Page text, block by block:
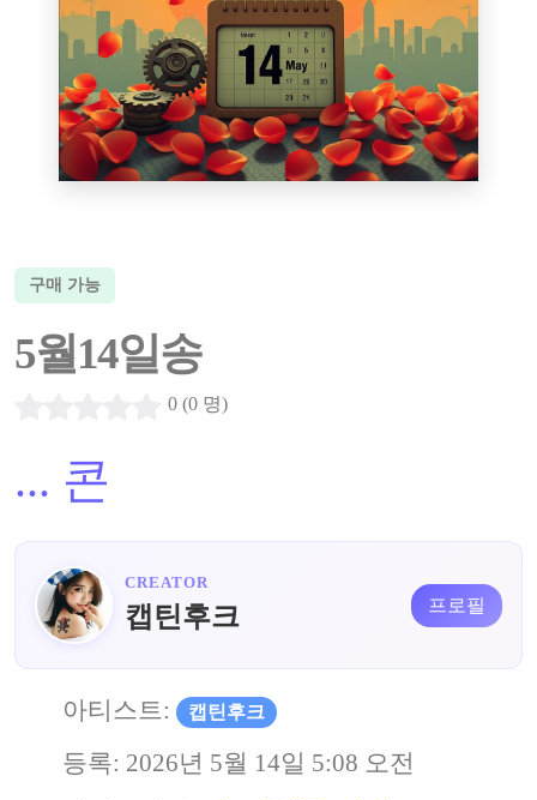
구매 가능
5월14일송
0 (0 명)
... 콘
CREATOR
캡틴후크 프로필
아티스트: 캡틴후크
등록: 2026년 5월 14일 5:08 오전